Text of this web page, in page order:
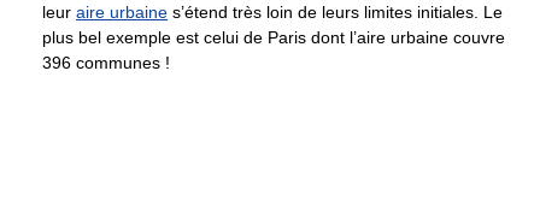
leur aire urbaine s’étend très loin de leurs limites initiales. Le
plus bel exemple est celui de Paris dont l’aire urbaine couvre
396 communes !